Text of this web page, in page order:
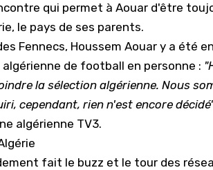
qui permet à Aouar d'être
le pays de ses parents.
Fennecs, Houssem Aouar y a été
de football en personne :
la sélection algérienne. Nous
cependant, rien n'est encore
algérienne TV3.
fait le buzz et le tour des